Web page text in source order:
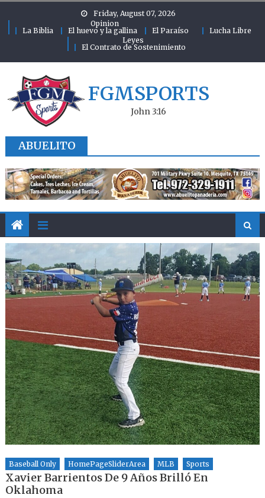
Friday, August 07, 2026
Opinion
La Biblia
El huevo y la gallina El Paraíso
Lucha Libre
Leyes
El Contrato de Sostenimiento
FGMSPORTS
John 3:16
ABUELITO
Baseball Only HomePageSliderArea MLB Sports
Xavier Barrientos De 9 Años Brilló En
Oklahoma